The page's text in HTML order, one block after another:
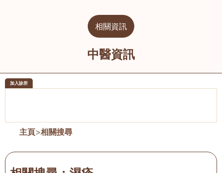
相關資訊
中醫資訊
加入診所
主頁>相關搜尋